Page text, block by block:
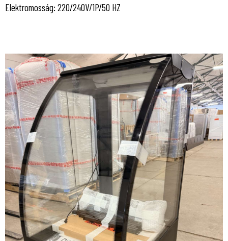
Elektromosság: 220/240V/1P/50 HZ